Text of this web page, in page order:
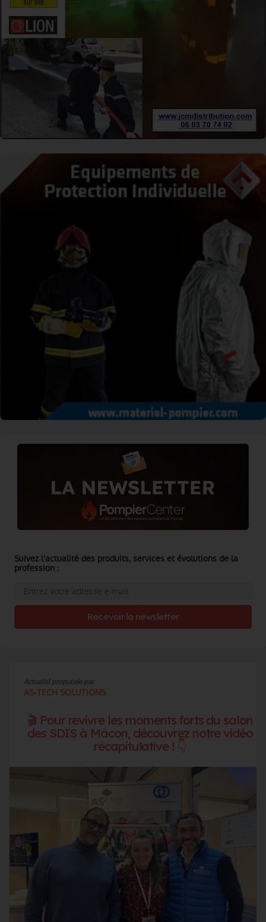
Actualité propulsée par
AS-TECH SOLUTIONS
🎬 Pour revivre les moments forts du salon
des SDIS à Mâcon, découvrez notre vidéo
récapitulative ! 👇
Suivez l'actualité des produits, services et évolutions de la
profession :
Recevoir la newsletter